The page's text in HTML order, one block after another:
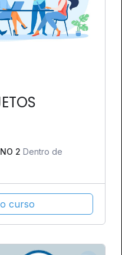
2 Dentro de
curso